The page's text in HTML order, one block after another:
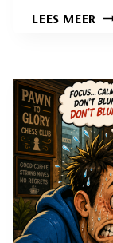
LEES MEER